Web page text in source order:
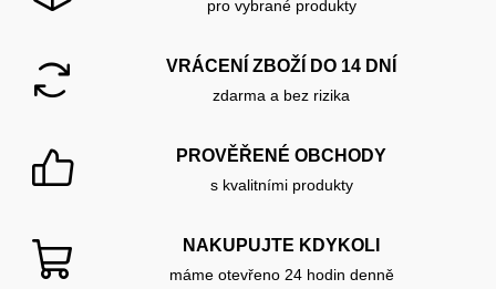
pro vybrané produkty
VRÁCENÍ ZBOŽÍ DO 14 DNÍ
zdarma a bez rizika
PROVĚŘENÉ OBCHODY
s kvalitními produkty
NAKUPUJTE KDYKOLI
máme otevřeno 24 hodin denně